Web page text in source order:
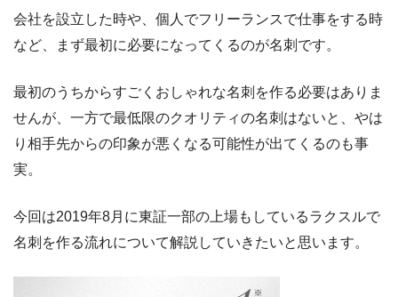
会社を設立した時や、個人でフリーランスで仕事をする時
など、まず最初に必要になってくるのが名刺です。
最初のうちからすごくおしゃれな名刺を作る必要はありま
せんが、一方で最低限のクオリティの名刺はないと、やは
り相手先からの印象が悪くなる可能性が出てくるのも事
実。
今回は2019年8月に東証一部の上場もしているラクスルで
名刺を作る流れについて解説していきたいと思います。